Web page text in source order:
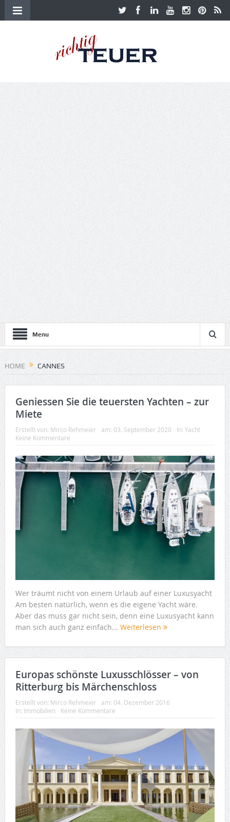
Menu
HOME CANNES
Geniessen Sie die teuersten Yachten – zur
Miete
Erstellt von: Mirco Rehmeier am: 03. September 2020 In: Yacht
Keine Kommentare
Wer träumt nicht von einem Urlaub auf einer Luxusyacht
Am besten natürlich, wenn es die eigene Yacht wäre.
Aber das muss gar nicht sein, denn eine Luxusyacht kann
man sich auch ganz einfach... Weiterlesen
Europas schönste Luxusschlösser – von
Ritterburg bis Märchenschloss
Erstellt von: Mirco Rehmeier am: 04. Dezember 2016
In: Immobilien Keine Kommentare